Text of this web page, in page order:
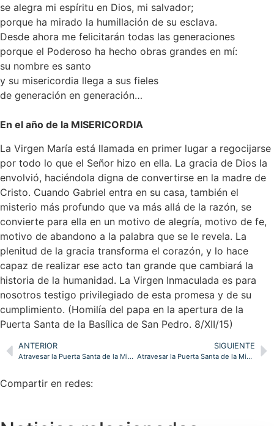
se alegra mi espíritu en Dios, mi salvador;
porque ha mirado la humillación de su esclava.
Desde ahora me felicitarán todas las generaciones
porque el Poderoso ha hecho obras grandes en mí:
su nombre es santo
y su misericordia llega a sus fieles
de generación en generación…
En el año de la MISERICORDIA
La Virgen María está llamada en primer lugar a regocijarse
por todo lo que el Señor hizo en ella. La gracia de Dios la
envolvió, haciéndola digna de convertirse en la madre de
Cristo. Cuando Gabriel entra en su casa, también el
misterio más profundo que va más allá de la razón, se
convierte para ella en un motivo de alegría, motivo de fe,
motivo de abandono a la palabra que se le revela. La
plenitud de la gracia transforma el corazón, y lo hace
capaz de realizar ese acto tan grande que cambiará la
historia de la humanidad. La Virgen Inmaculada es para
nosotros testigo privilegiado de esta promesa y de su
cumplimiento. (Homilía del papa en la apertura de la
Puerta Santa de la Basílica de San Pedro. 8/XII/15)
ANTERIOR
Atravesar la Puerta Santa de la Misericordia para una renovación espiritual personal y comunitaria
SIGUIENTE
Atravesar la Puerta Santa de la Misericordia para una renovación espiritual personal y comunitaria
Compartir en redes: